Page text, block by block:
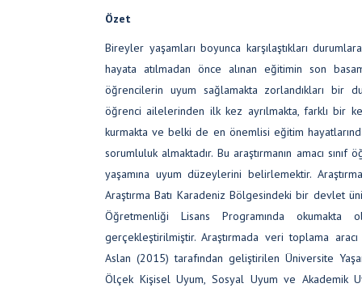
Özet
Bireyler yaşamları boyunca karşılaştıkları
hayata atılmadan önce alınan eğitimin son
öğrencilerin uyum sağlamakta zorlandıkları bir
öğrenci ailelerinden ilk kez ayrılmakta, farklı bir
kurmakta ve belki de en önemlisi eğitim
sorumluluk almaktadır. Bu araştırmanın amacı
yaşamına uyum düzeylerini belirlemektir.
Araştırma Batı Karadeniz Bölgesindeki bir devlet
Öğretmenliği Lisans Programında
gerçekleştirilmiştir. Araştırmada veri toplama
Aslan (2015) tarafından geliştirilen Üniversite
Ölçek Kişisel Uyum, Sosyal Uyum ve Akademik